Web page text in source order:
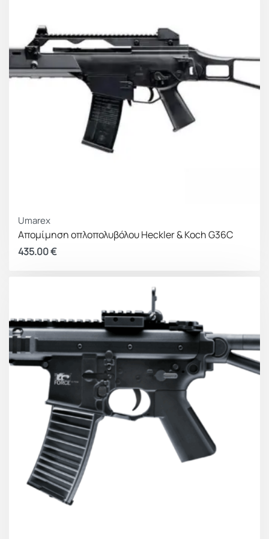
Length
720 mm
Weight
2300 g
Recommended BBs
0,20 g
Battery version
B + LC, D + LC
Licensed Trademark of Heckler & Koch GmbH
Umarex
Απομίμηση οπλοπολυβόλου Heckler & Koch G36C
435.00€